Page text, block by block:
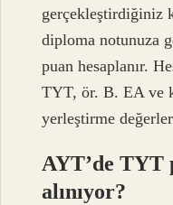
gerçekleştirdiğiniz
diploma notunuza
puan hesaplanır.
TYT, ör. B. EA ve
yerleştirme
AYT’de TYT
alınıyor?